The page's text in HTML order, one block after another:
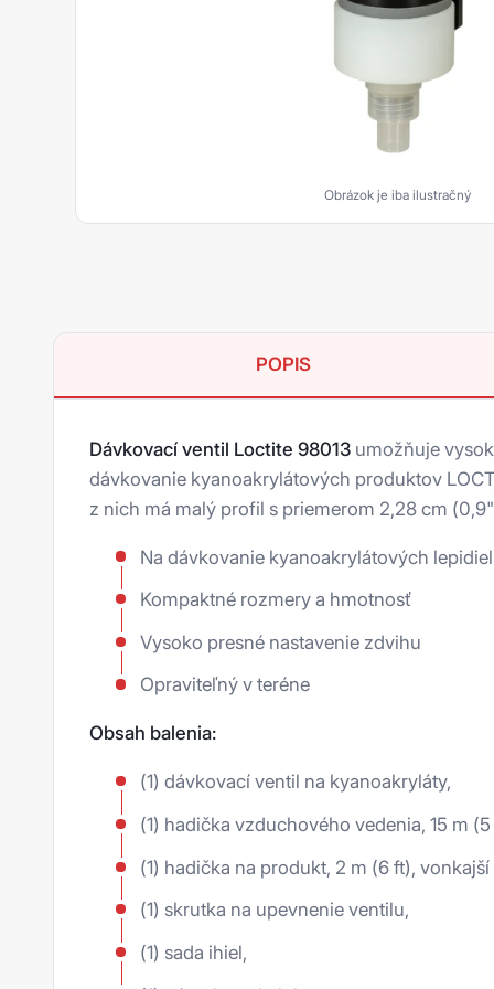
Polyuretány
Ms polyméry
UV lepidlá
Zmesi proti oderu
Mazivá proti zadretiu
Oleje a suché filmy
Tuky
Úprava povrchu
Príslušenstvo
Loxeal
Tesnenie závitov
Zaisťovač závitov
Den Braven
Mamut Glue
Obrázok je iba ilustračný
POPIS
Dávkovací ventil Loctite 98013 umožňuje
dávkovanie kyanoakrylátových produktov
z nich má malý profil s priemerom 2,28 cm
Na dávkovanie kyanoakrylátových
Kompaktné rozmery a hmotnosť
Vysoko presné nastavenie zdvihu
Opraviteľný v teréne
Obsah balenia:
(1) dávkovací ventil na kyanoakryláty,
(1) hadička vzduchového vedenia, 15 m
(1) hadička na produkt, 2 m (6 ft),
(1) skrutka na upevnenie ventilu,
(1) sada ihiel,